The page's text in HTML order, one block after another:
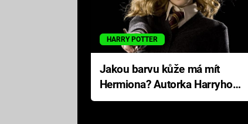
HARRY POTTER
Jakou barvu kůže má mít
Hermiona? Autorka Harryho
Pottera přišla s ráznou